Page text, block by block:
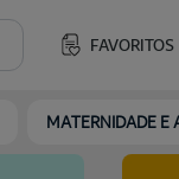
FAVORITOS
MATERNIDADE